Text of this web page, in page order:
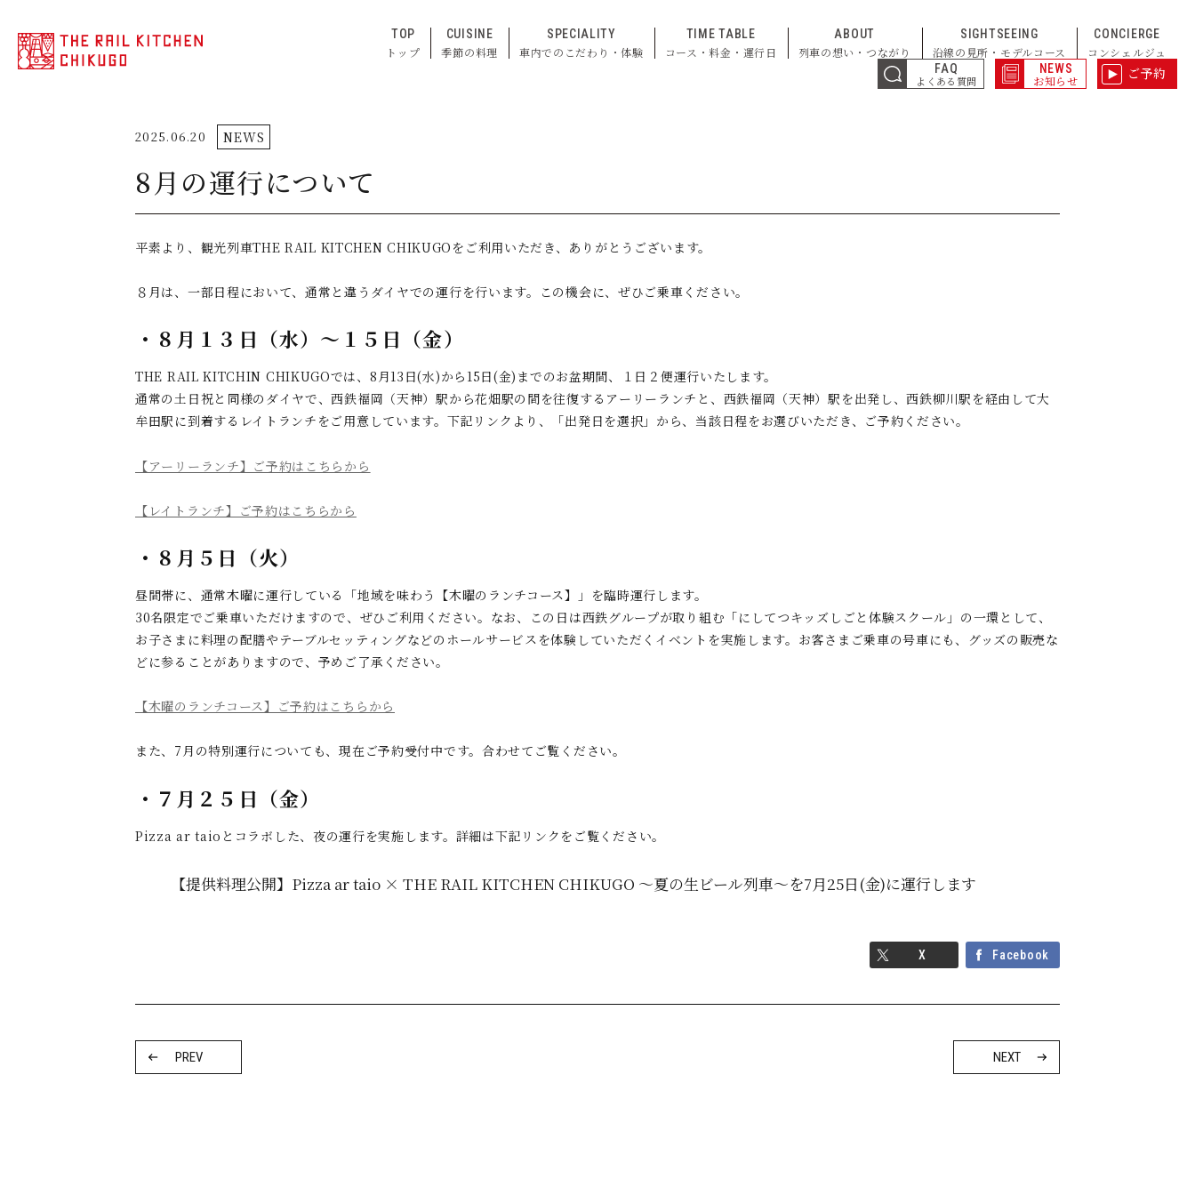
TOP
トップ
CUISINE
季節の料理
SPECIALITY
車内でのこだわり・体験
TIME TABLE
コース・料金・運行日
ABOUT
列車の想い・つながり
SIGHTSEEING
沿線の見所・モデルコース
CONCIERGE
コンシェルジュ
FAQ
よくある質問
NEWS
お知らせ
ご予約
2025.06.20 NEWS
8月の運行について
平素より、観光列車THE RAIL KITCHEN CHIKUGOをご利用いただき、ありがとうございます。
８月は、一部日程において、通常と違うダイヤでの運行を行います。この機会に、ぜひご乗車ください。
・８月１３日（水）～１５日（金）
THE RAIL KITCHIN CHIKUGOでは、8月13日(水)から15日(金)までのお盆期間、１日２便運行いたします。
通常の土日祝と同様のダイヤで、西鉄福岡（天神）駅から花畑駅の間を往復するアーリーランチと、西鉄福岡（天神）駅を出発し、西鉄柳川駅を経由して大
牟田駅に到着するレイトランチをご用意しています。下記リンクより、「出発日を選択」から、当該日程をお選びいただき、ご予約ください。
【アーリーランチ】ご予約はこちらから
【レイトランチ】ご予約はこちらから
・８月５日（火）
昼間帯に、通常木曜に運行している「地域を味わう【木曜のランチコース】」を臨時運行します。
30名限定でご乗車いただけますので、ぜひご利用ください。なお、この日は西鉄グループが取り組む「にしてつキッズしごと体験スクール」の一環として、
お子さまに料理の配膳やテーブルセッティングなどのホールサービスを体験していただくイベントを実施します。お客さまご乗車の号車にも、グッズの販売な
どに参ることがありますので、予めご了承ください。
【木曜のランチコース】ご予約はこちらから
また、7月の特別運行についても、現在ご予約受付中です。合わせてご覧ください。
・７月２５日（金）
Pizza ar taioとコラボした、夜の運行を実施します。詳細は下記リンクをご覧ください。
【提供料理公開】Pizza ar taio × THE RAIL KITCHEN CHIKUGO ～夏の生ビール列車～を7月25日(金)に運行します
X Facebook
PREV NEXT